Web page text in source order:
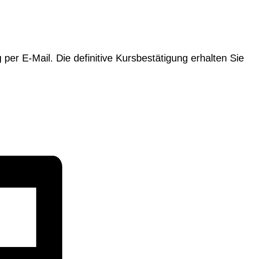
E‑Mail. Die defin­i­tive Kurs­bestä­ti­gung erhal­ten Sie